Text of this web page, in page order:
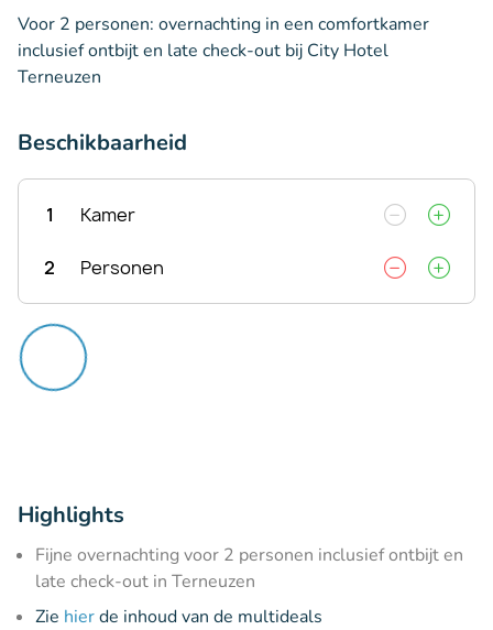
Voor 2 personen: overnachting in een comfortkamer
inclusief ontbijt en late check-out bij City Hotel
Terneuzen
Beschikbaarheid
1 Kamer
2 Personen
Highlights
Fijne overnachting voor 2 personen inclusief ontbijt en
late check-out in Terneuzen
Zie hierde inhoud van de multideals